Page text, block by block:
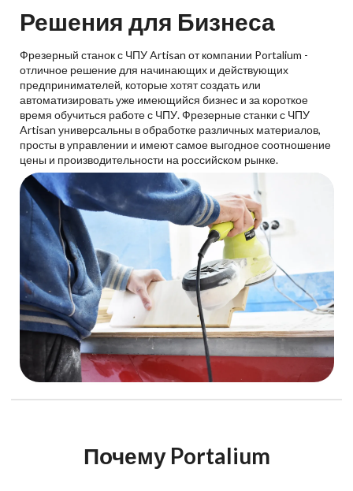
Решения для Бизнеса
Фрезерный станок с ЧПУ Artisan от компании Portalium -
отличное решение для начинающих и действующих
предпринимателей, которые хотят создать или
автоматизировать уже имеющийся бизнес и за короткое
время обучиться работе с ЧПУ. Фрезерные станки с ЧПУ
Artisan универсальны в обработке различных материалов,
просты в управлении и имеют самое выгодное соотношение
цены и производительности на российском рынке.
Почему Portalium